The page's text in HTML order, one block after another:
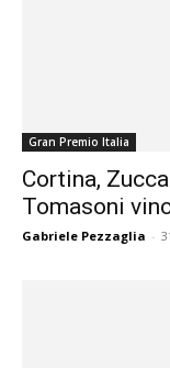
Gran Premio Italia
Cortina,
Tomasoni
Gabriele Pezzaglia -